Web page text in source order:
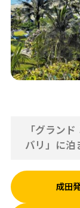
「グラン
バリ」に泊
成田